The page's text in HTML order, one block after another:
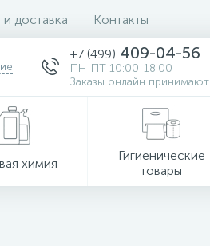
доставка Контакты
+7 (499) 409-04-56
ПН-ПТ 10:00-18:00
Заказы онлайн
химия
Гигиенические
товары